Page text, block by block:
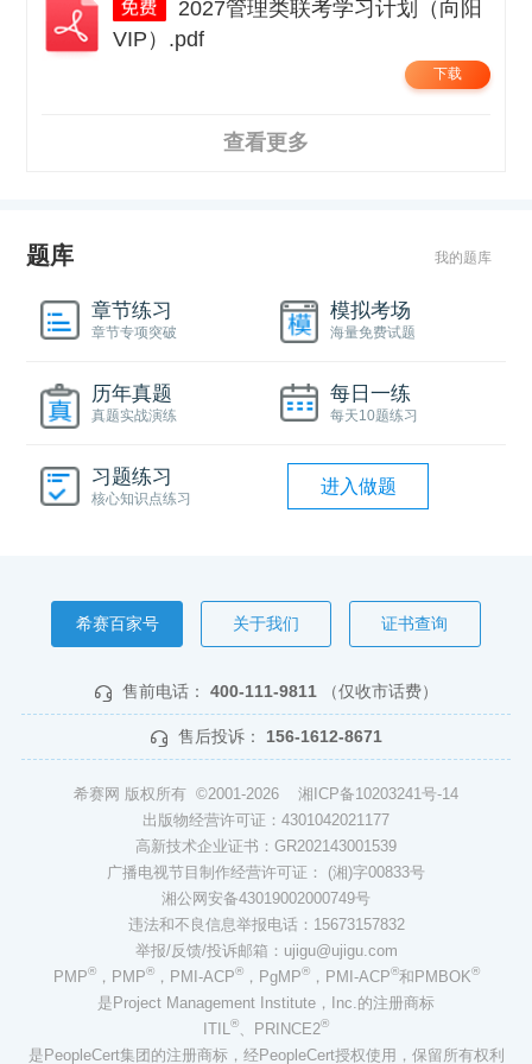
VIP）.pdf
下载
查看更多
题库 我的题库
章节练习
章节专项突破
模拟考场
海量免费试题
历年真题
真题实战演练
每日一练
每天10题练习
习题练习
核心知识点练习
进入做题
希赛百家号 关于我们 证书查询
售前电话： 400-111-9811 （仅收市话费）
售后投诉： 156-1612-8671
希赛网 版权所有 ©2001-2026 湘ICP备10203241号-14
出版物经营许可证：4301042021177
高新技术企业证书：GR202143001539
广播电视节目制作经营许可证： (湘)字00833号
湘公网安备43019002000749号
违法和不良信息举报电话：15673157832
举报/反馈/投诉邮箱：ujigu@ujigu.com
PMP®，PMP®，PMI-ACP®，PgMP®，PMI-ACP®和PMBOK®
是Project Management Institute，Inc.的注册商标
ITIL®、PRINCE2®
是PeopleCert集团的注册商标，经PeopleCert授权使用，保留所有权利